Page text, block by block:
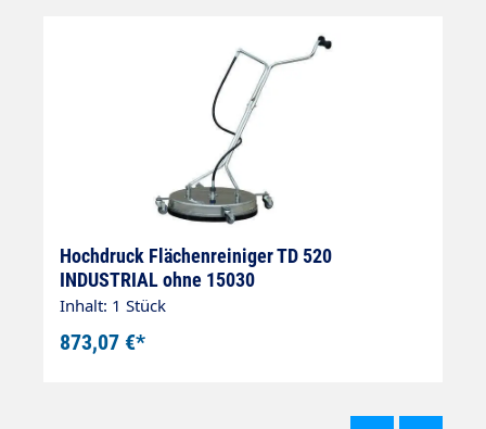
Hochdruck Flächenreiniger TD 520
INDUSTRIAL ohne 15030
Inhalt: 1 Stück
873,07 €*